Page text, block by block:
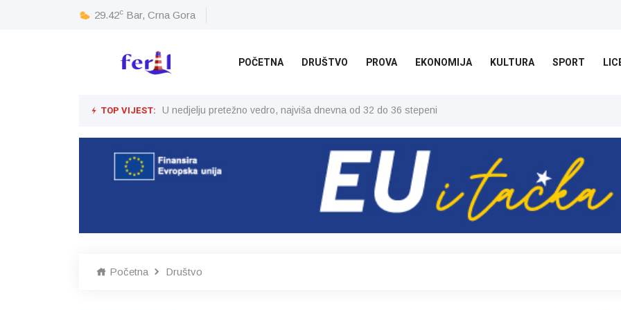
29.42c Bar, Crna Gora
POČETNA DRUŠTVO PROVA EKONOMIJA KULTURA SPORT
TOP VIJEST: U nedjelju pretežno vedro, najviša dnevna od 32 do 36 stepeni
Početna Društvo